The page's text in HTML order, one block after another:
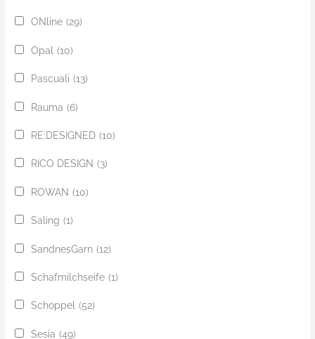
ONline (29)
Opal (10)
Pascuali (13)
Rauma (6)
RE:DESIGNED (10)
RICO DESIGN (3)
ROWAN (10)
Saling (1)
SandnesGarn (12)
Schafmilchseife (1)
Schoppel (52)
Sesia (49)